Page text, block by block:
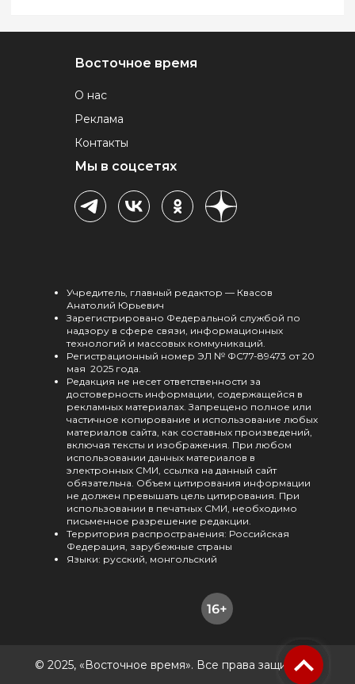
Восточное время
О нас
Реклама
Контакты
Мы в соцсетях
Учредитель, главный редактор — Квасов
Анатолий Юрьевич
Зарегистрировано Федеральной службой по
надзору в сфере связи, информационных
технологий и массовых коммуникаций.
Регистрационный номер ЭЛ № ФС77-89473 от 20
мая 2025 года.
Редакция не несет ответственности за
достоверность информации, содержащейся в
рекламных материалах. Запрещено полное или
частичное копирование и использование любых
материалов сайта, как составных произведений,
включая тексты и изображения. При любом
использовании данных материалов в
электронных СМИ, ссылка на данный сайт
обязательна. Объем цитирования информации
не должен превышать цель цитирования. При
использовании в печатных СМИ, необходимо
письменное разрешение редакции.
Территория распространения: Российская
Федерация, зарубежные страны
Языки: русский, монгольский
© 2025, «Восточное время». Все права защищены.